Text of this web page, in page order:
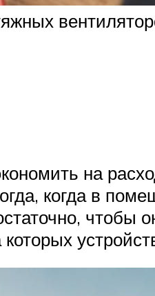
на
когда в
чтобы